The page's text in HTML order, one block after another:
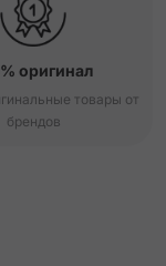
оригинал
товары от
брендов